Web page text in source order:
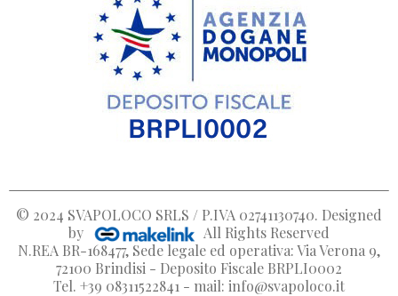
© 2024 SVAPOLOCO SRLS / P.IVA 02741130740. Designed
by
All Rights Reserved
N.REA BR-168477, Sede legale ed operativa: Via Verona 9,
72100 Brindisi - Deposito Fiscale BRPLI0002
Tel. +39 08311522841 - mail: info@svapoloco.it